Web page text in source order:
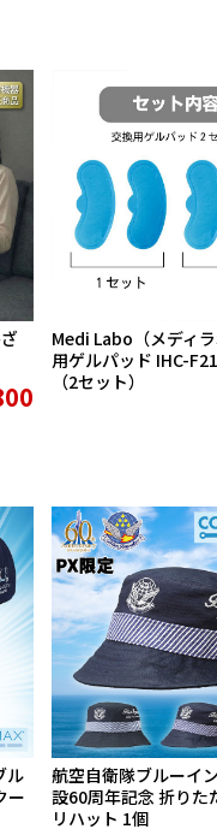
Medi Labo（メディ
用ゲルパッド IHC-
（2セット）
ル
ー
航空自衛隊ブルーイ
設60周年記念 折りた
リハット 1個